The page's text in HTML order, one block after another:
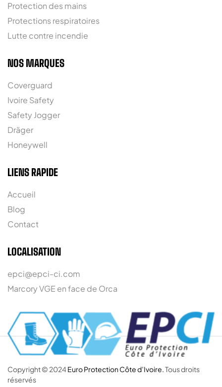
Protection des mains
Protections respiratoires
Lutte contre incendie
NOS MARQUES
Coverguard
Ivoire Safety
Safety Jogger
Dräger
Honeywell
LIENS RAPIDE
Accueil
Blog
Contact
LOCALISATION
epci@epci-ci.com
Marcory VGE en face de Orca
Copyright © 2024 Euro Protection Côte d’Ivoire.Tous droits
réservés